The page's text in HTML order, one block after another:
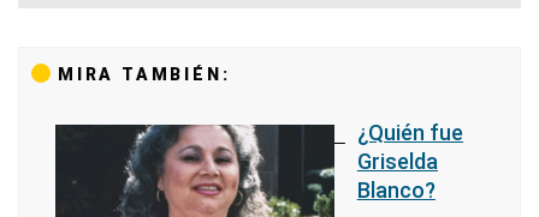
MIRA TAMBIÉN:
¿Quién fue
Griselda
Blanco?